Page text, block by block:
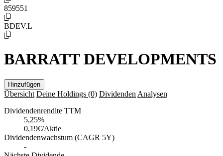
859551
BDEV.L
BARRATT DEVELOPMENTS
Hinzufügen
Übersicht Deine Holdings (0) Dividenden Analysen
Dividendenrendite TTM
5,25%
0,19€/Aktie
Dividendenwachstum (CAGR 5Y)
-